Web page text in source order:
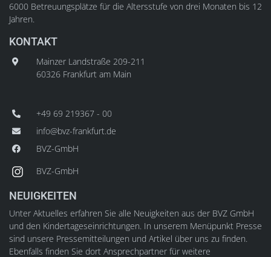
6000 Betreuungsplätze für die Altersstufe von drei Monaten bis 12
Jahren.
KONTAKT
Mainzer Landstraße 209-211
60326 Frankfurt am Main
+49 69 219367 - 00
info@bvz-frankfurt.de
BVZ-GmbH
BVZ-GmbH
NEUIGKEITEN
Unter Aktuelles erfahren Sie alle Neuigkeiten aus der BVZ GmbH
und den Kindertageseinrichtungen. In unserem Menüpunkt Presse
sind unsere Pressemitteilungen und Artikel über uns zu finden.
Ebenfalls finden Sie dort Ansprechpartner für weitere